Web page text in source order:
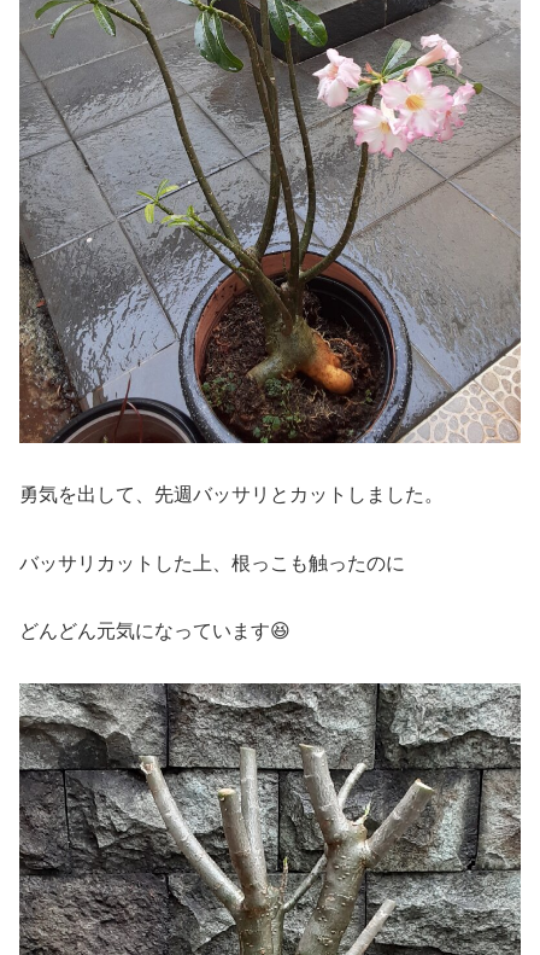
勇気を出して、先週バッサリとカットしました。
バッサリカットした上、根っこも触ったのに
どんどん元気になっています😆